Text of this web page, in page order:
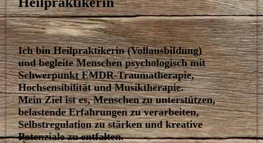
Ich bin Heilpraktikerin (Vollausbildung)
und begleite Menschen psychologisch mit
Schwerpunkt EMDR-Traumatherapie,
Hochsensibilität und Musiktherapie.
Mein Ziel ist es, Menschen zu unterstützen,
belastende Erfahrungen zu verarbeiten,
Selbstregulation zu stärken und kreative
Potenziale zu entfalten.